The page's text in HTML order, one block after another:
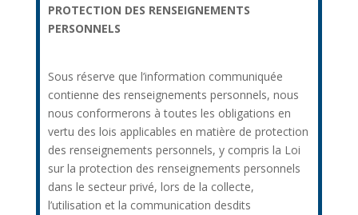
PROTECTION DES RENSEIGNEMENTS
PERSONNELS
Sous réserve que l’information communiquée
contienne des renseignements personnels, nous
nous conformerons à toutes les obligations en
vertu des lois applicables en matière de protection
des renseignements personnels, y compris la Loi
sur la protection des renseignements personnels
dans le secteur privé, lors de la collecte,
l’utilisation et la communication desdits